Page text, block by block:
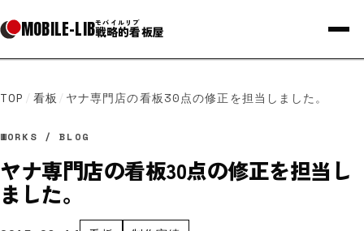
MOBILE-LIBモバイルリブ
戦略的看板屋
TOP / 看板 / ヤナ専門店の看板30点の修正を担当しました。
WORKS / BLOG
ヤナ専門店の看板30点の修正を担当し
ました。